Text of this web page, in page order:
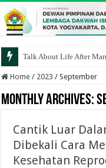
Talk About Life After
Home / 2023 / September
Monthly Archives:
Cantik Luar
Dibekali Cara
Kesehatan